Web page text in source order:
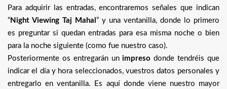
Para adquirir las entradas, encontraremos señales que indican
“ Night Viewing Taj Mahal ” y una ventanilla, donde lo primero
es preguntar si quedan entradas para esa misma noche o bien
para la noche siguiente (como fue nuestro caso).
Posteriormente os entregarán unimpreso donde tendréis que
indicar el día y hora seleccionados, vuestros datos personales y
entregarlo en ventanilla. Es aquí donde viene nuestro mayor